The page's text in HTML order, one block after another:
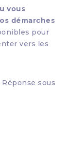
vous
démarches
pour
vers les
sous